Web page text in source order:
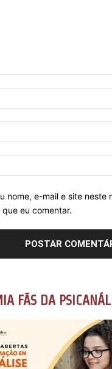
nome, e-mail e site neste
eu comentar.
FÃS DA